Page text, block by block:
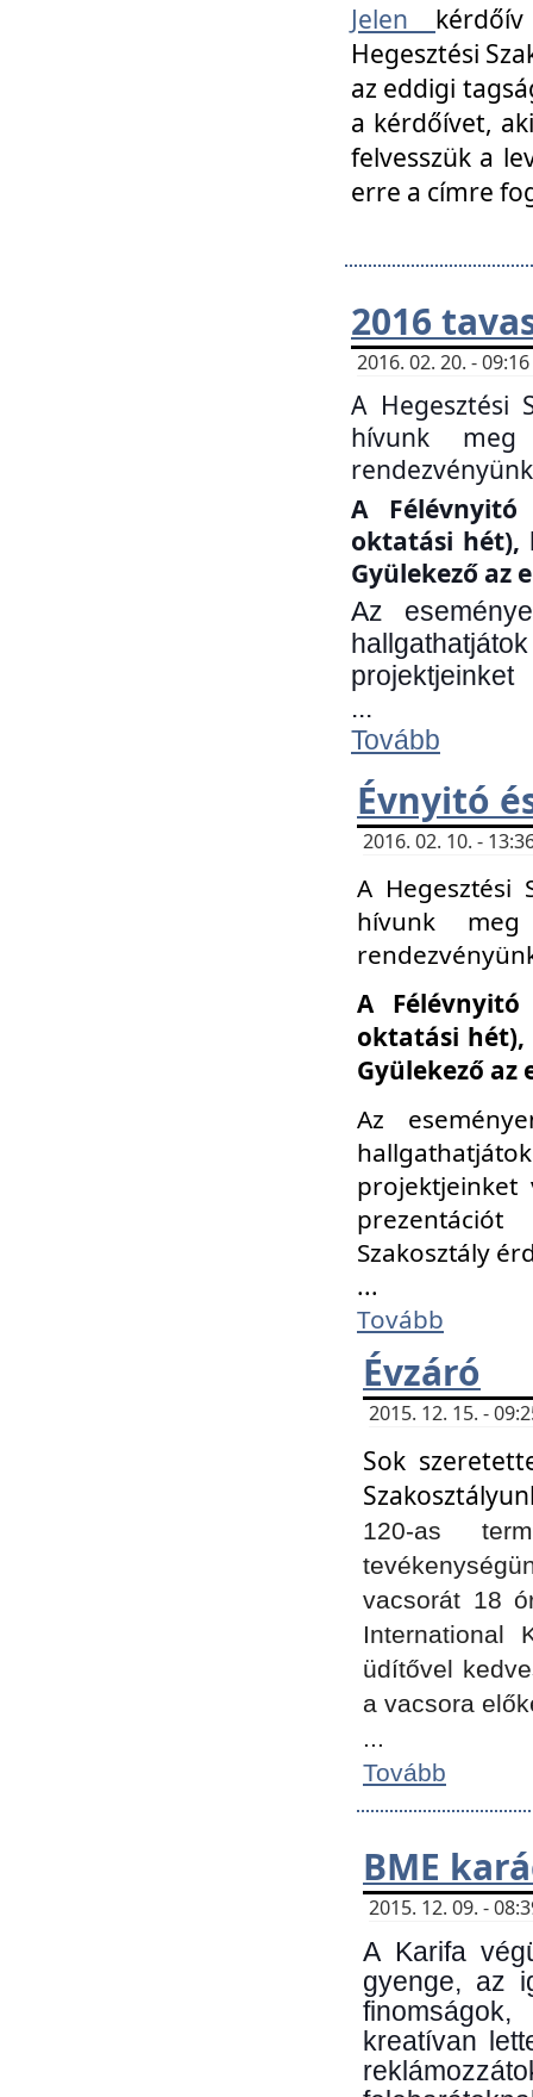
Jelen
Hegesztési
az eddigi
a kérdőívet,
felvesszük a
erre a címre
2016
2016. 02. 20. -
A Hegesztési
hívunk
A
oktatási hét),
Gyülekező az
Az
projektjeinket
...
Tovább
Évnyitó
2016. 02. 10. -
A Hegesztési
hívunk
A
oktatási hét),
Gyülekező az
Az
Szakosztály
...
Tovább
Évzáró
2015. 12. 15. -
Sok
120-as
vacsorát 18
International
üdítővel
a vacsora
...
Tovább
BME
2015. 12. 09. -
A Karifa
gyenge, az
kreatívan